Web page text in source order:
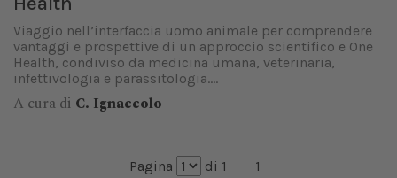
Viaggio nell’interfaccia uomo animale per comprendere
vantaggi e prospettive di un approccio scientifico e One
Health, condiviso da medicina umana, veterinaria,
infettivologia e parassitologia....
A cura di C. Ignaccolo
Pagina di 1 1